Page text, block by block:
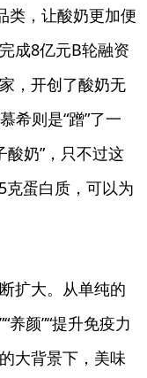
类，让酸奶更加便
成8亿元B轮融资
，开创了酸奶无
希则是“蹭”了一
酸奶”，只不过这
克蛋白质，可以为
扩大。从单纯的
养颜”“提升免疫力
大背景下，美味